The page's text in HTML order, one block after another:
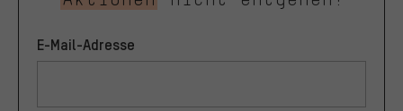
E-Mail-Adresse